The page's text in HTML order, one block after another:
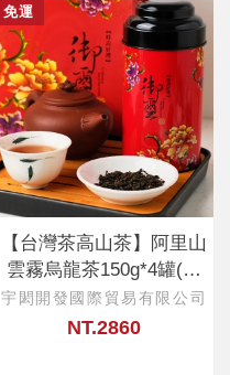
免運
【台灣茶高山茶】阿里山
雲霧烏龍茶150g*4罐(禮
品袋)
宇閎開發國際貿易有限公司
NT.2860